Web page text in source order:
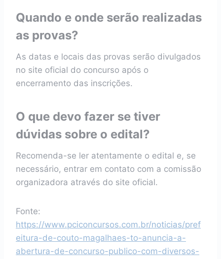
Quando e onde serão realizadas
as provas?
As datas e locais das provas serão divulgados
no site oficial do concurso após o
encerramento das inscrições.
O que devo fazer se tiver
dúvidas sobre o edital?
Recomenda-se ler atentamente o edital e, se
necessário, entrar em contato com a comissão
organizadora através do site oficial.
Fonte:
https://www.pciconcursos.com.br/noticias/pref
eitura-de-couto-magalhaes-to-anuncia-a-
abertura-de-concurso-publico-com-diversos-